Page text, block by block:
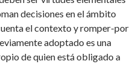
decisiones en el ámbito
el contexto y romper-por
adoptado es una
de quien está obligado a